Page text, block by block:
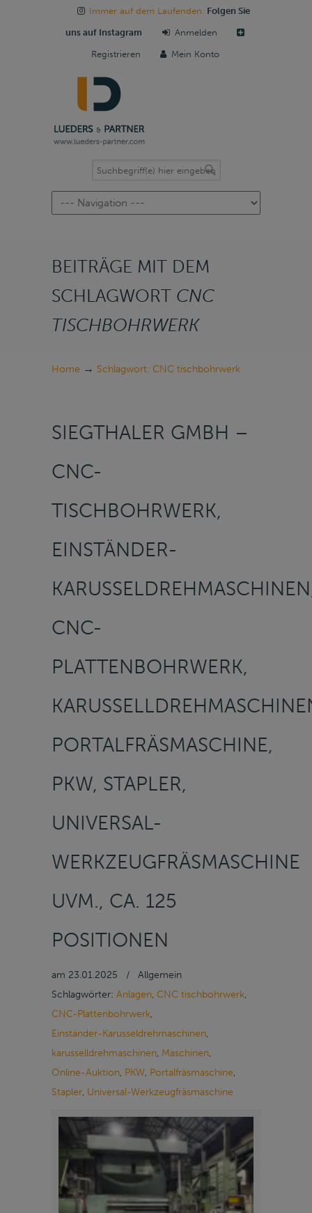
Immer auf dem Laufenden: Folgen Sie
uns auf Instagram Anmelden
Registrieren Mein Konto
Navigation
BEITRÄGE MIT DEM
SCHLAGWORT CNC
TISCHBOHRWERK
Home → Schlagwort: CNC tischbohrwerk
SIEGTHALER GMBH –
CNC-
TISCHBOHRWERK,
EINSTÄNDER-
CNC-
PLATTENBOHRWERK,
PORTALFRÄSMASCHINE,
PKW, STAPLER,
UNIVERSAL-
WERKZEUGFRÄSMASCHINE
UVM., CA. 125
POSITIONEN
am 23.01.2025 /
Allgemein
Schlagwörter: Anlagen, CNC tischbohrwerk,
CNC-Plattenbohrwerk,
Einständer-Karusseldrehmaschinen,
karusselldrehmaschinen, Maschinen,
Online-Auktion, PKW, Portalfräsmaschine,
Stapler, Universal-Werkzeugfräsmaschine